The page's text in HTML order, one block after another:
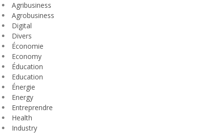
Agribusiness
Agrobusiness
Digital
Divers
Économie
Economy
Éducation
Education
Énergie
Energy
Entreprendre
Health
Industry